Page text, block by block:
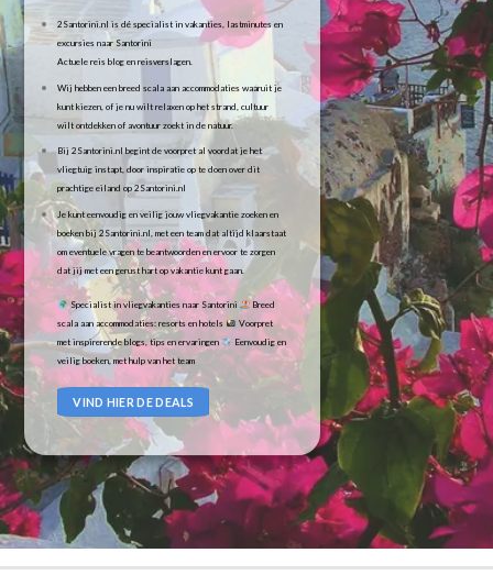
2Santorini.nl is dé specialist in vakanties, lastminutes en
excursies naar Santorini
Actuele reis blog en reisverslagen.
Wij hebben een breed scala aan accommodaties waaruit je
kunt kiezen, of je nu wilt relaxen op het strand, cultuur
wilt ontdekken of avontuur zoekt in de natuur.
Bij 2Santorini.nl begint de voorpret al voordat je het
vliegtuig instapt, door inspiratie op te doen over dit
prachtige eiland op 2Santorini.nl
Je kunt eenvoudig en veilig jouw vliegvakantie zoeken en
boeken bij 2Santorini.nl, met een team dat altijd klaarstaat
om eventuele vragen te beantwoorden en ervoor te zorgen
dat jij met een gerust hart op vakantie kunt gaan.
Specialist in vliegvakanties naar Santorini
Breed
scala aan accommodaties: resorts en hotels
Voorpret
met inspirerende blogs, tips en ervaringen
Eenvoudig en
veilig boeken, met hulp van het team
VIND HIER DE DEALS